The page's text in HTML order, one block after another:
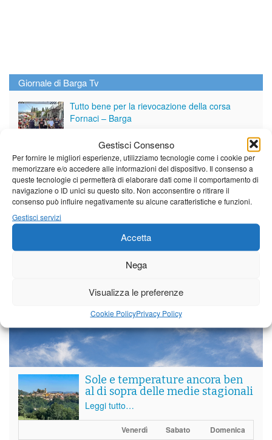
Gestisci Consenso
Per fornire le migliori esperienze, utilizziamo tecnologie come i cookie per
memorizzare e/o accedere alle informazioni del dispositivo. Il consenso a
queste tecnologie ci permetterà di elaborare dati come il comportamento di
navigazione o ID unici su questo sito. Non acconsentire o ritirare il
consenso può influire negativamente su alcune caratteristiche e funzioni.
Gestisci servizi
Accetta
Nega
Visualizza le preferenze
Cookie PolicyPrivacy Policy
Giornale di Barga Tv
Tutto bene per la rievocazione della corsa
Fornaci – Barga
Per le vie di Barga la solenne processione
dedicata al patrono
Vedi tutti i servizi
Sole e temperature ancora ben
al di sopra delle medie stagionali
Leggi tutto…
Venerdì Sabato Domenica